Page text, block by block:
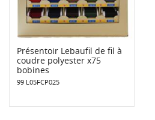
Présentoir Lebaufil de fil à
coudre polyester x75
bobines
99 L05FCP025